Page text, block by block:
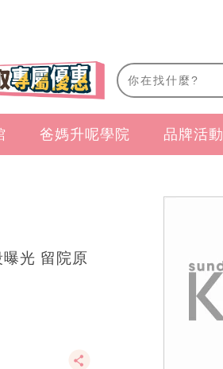
爸媽升呢學院 品牌活動
光 留院原